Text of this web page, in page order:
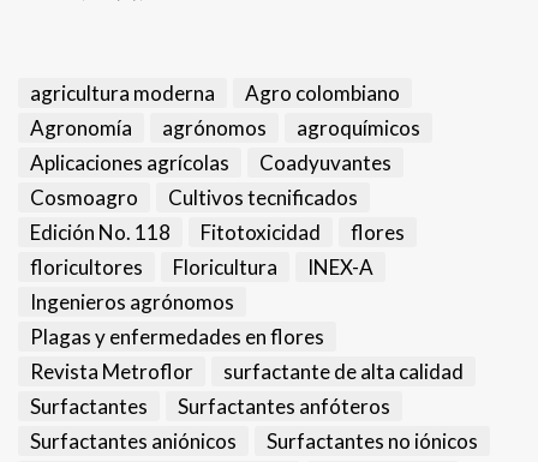
agricultura moderna
Agro colombiano
Agronomía
agrónomos
agroquímicos
Aplicaciones agrícolas
Coadyuvantes
Cosmoagro
Cultivos tecnificados
Edición No. 118
Fitotoxicidad
flores
floricultores
Floricultura
INEX-A
Ingenieros agrónomos
Plagas y enfermedades en flores
Revista Metroflor
surfactante de alta calidad
Surfactantes
Surfactantes anfóteros
Surfactantes aniónicos
Surfactantes no iónicos